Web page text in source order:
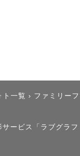
ト一覧 › ファミリー
サービス「ラブグラ